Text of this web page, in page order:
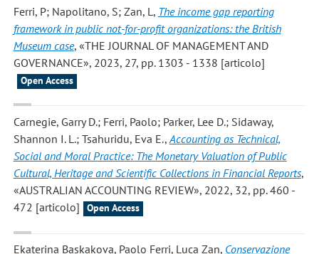
Ferri, P; Napolitano, S; Zan, L , The income gap reporting
framework in public not-for-profit organizations: the British
Museum case, «THE JOURNAL OF MANAGEMENT AND
GOVERNANCE», 2023, 27, pp. 1303 - 1338 [articolo]
Open Access
Carnegie, Garry D.; Ferri, Paolo; Parker, Lee D.; Sidaway,
Shannon I. L.; Tsahuridu, Eva E.,Accounting as Technical,
Social and Moral Practice: The Monetary Valuation of Public
Cultural, Heritage and Scientific Collections in Financial Reports,
«AUSTRALIAN ACCOUNTING REVIEW», 2022, 32, pp. 460 -
472 [articolo]
Open Access
Ekaterina Baskakova, Paolo Ferri, Luca Zan, Conservazione